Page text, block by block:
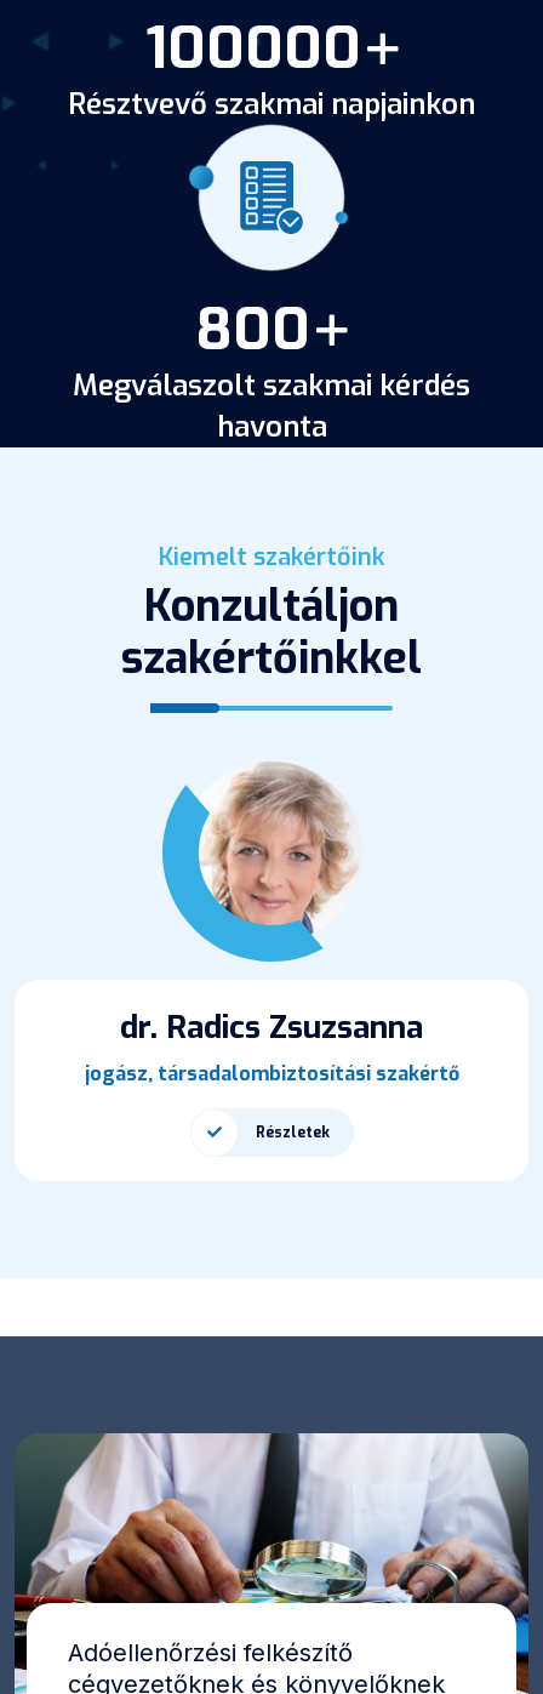
100000
Résztvevő szakmai napjainkon
800
Megválaszolt szakmai kérdés
havonta
Kiemelt szakértőink
Konzultáljon
szakértőinkkel
dr. Radics Zsuzsanna
jogász, társadalombiztosítási szakértő
Részletek
Adóellenőrzési felkészítő
cégvezetőknek és könyvelőknek